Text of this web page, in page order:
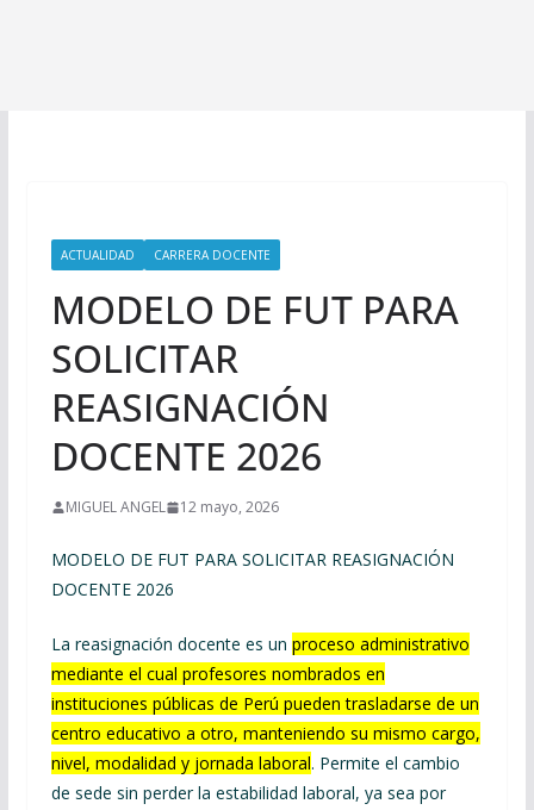
ACTUALIDAD CARRERA DOCENTE
MODELO DE FUT PARA
SOLICITAR
REASIGNACIÓN
DOCENTE 2026
MIGUEL ANGEL 12 mayo, 2026
MODELO DE FUT PARA SOLICITAR REASIGNACIÓN
DOCENTE 2026
La reasignación docente es un proceso administrativo
mediante el cual profesores nombrados en
instituciones públicas de Perú pueden trasladarse de un
centro educativo a otro, manteniendo su mismo cargo,
nivel, modalidad y jornada laboral. Permite el cambio
de sede sin perder la estabilidad laboral, ya sea por